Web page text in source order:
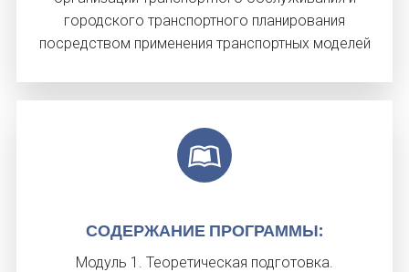
городского транспортного планирования
посредством применения транспортных моделей
СО­ДЕР­ЖА­НИЕ ПРОГ­РАММЫ:
Модуль 1. Теоретическая подготовка.